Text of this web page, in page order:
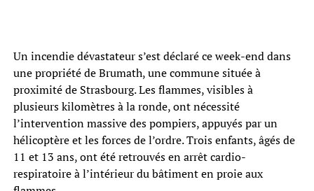
Un incendie dévastateur s’est déclaré ce week-end dans
une propriété de Brumath, une commune située à
proximité de Strasbourg. Les flammes, visibles à
plusieurs kilomètres à la ronde, ont nécessité
l’intervention massive des pompiers, appuyés par un
hélicoptère et les forces de l’ordre. Trois enfants, âgés de
11 et 13 ans, ont été retrouvés en arrêt cardio-
respiratoire à l’intérieur du bâtiment en proie aux